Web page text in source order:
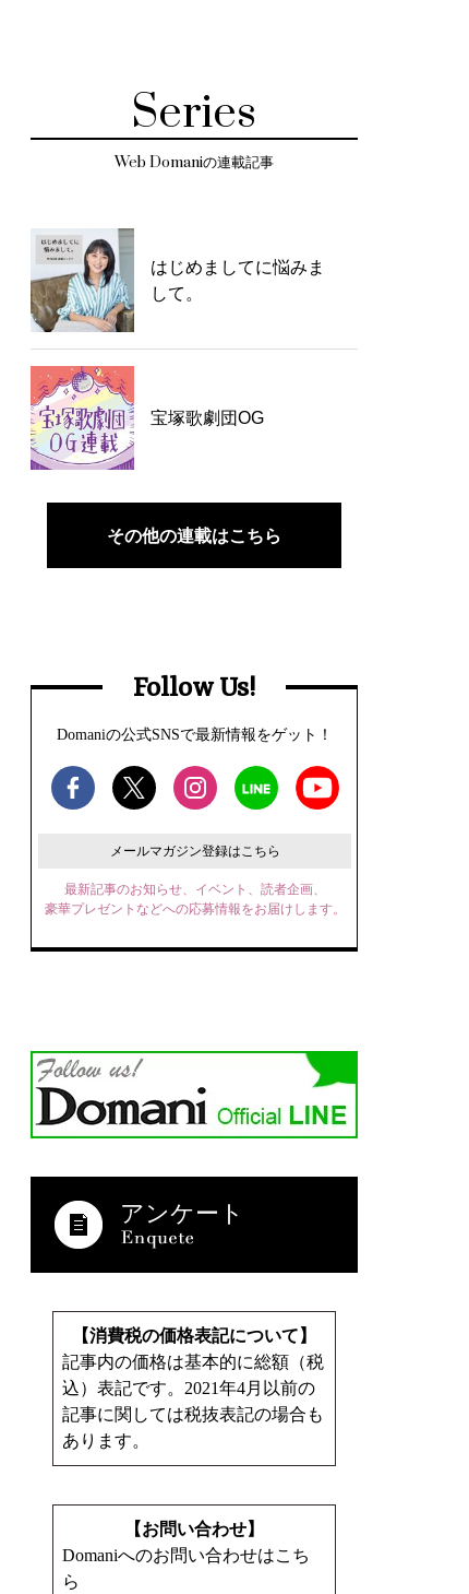
Series
Web Domaniの連載記事
はじめましてに悩みま
して。
宝塚歌劇団OG
その他の連載はこちら
Follow Us!
Domaniの公式SNSで最新情報をゲット！
メールマガジン登録はこちら
最新記事のお知らせ、イベント、読者企画、
豪華プレゼントなどへの応募情報をお届けします。
アンケート
【消費税の価格表記について】
記事内の価格は基本的に総額（税
込）表記です。2021年4月以前の
記事に関しては税抜表記の場合も
あります。
【お問い合わせ】
Domaniへのお問い合わせはこち
ら